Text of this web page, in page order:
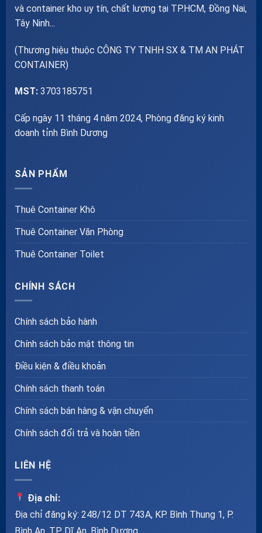
và container kho uy tín, chất lượng tại TP.HCM, Đồng Nai,
Tây Ninh...
(Thương hiệu thuộc CÔNG TY TNHH SX & TM AN PHÁT
CONTAINER)
MST: 3703185751
Cấp ngày 11 tháng 4 năm 2024, Phòng đăng ký kinh
doanh tỉnh Bình Dương
SẢN PHẨM
Thuê Container Khô
Thuê Container Văn Phòng
Thuê Container Toilet
CHÍNH SÁCH
Chính sách bảo hành
Chính sách bảo mật thông tin
Điều kiện & điều khoản
Chính sách thanh toán
Chính sách bán hàng & vận chuyển
Chính sách đổi trả và hoàn tiền
LIÊN HỆ
Địa chỉ:
Địa chỉ đăng ký: 248/12 DT 743A, KP. Bình Thung 1, P.
Bình An, TP. Dĩ An, Bình Dương.